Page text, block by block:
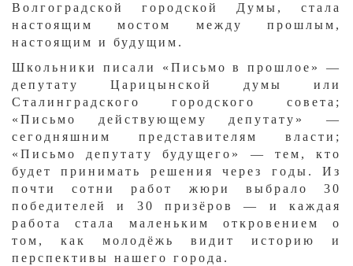
Волгоградской городской Думы, стала
настоящим мостом между прошлым,
настоящим и будущим.
Школьники писали «Письмо в прошлое» —
депутату Царицынской думы или
Сталинградского городского совета;
«Письмо действующему депутату» —
сегодняшним представителям власти;
«Письмо депутату будущего» — тем, кто
будет принимать решения через годы. Из
почти сотни работ жюри выбрало 30
победителей и 30 призёров — и каждая
работа стала маленьким откровением о
том, как молодёжь видит историю и
перспективы нашего города.